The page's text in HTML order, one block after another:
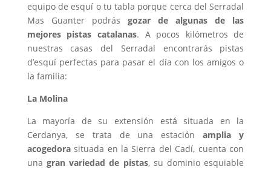
equipo de esquí o tu tabla porque cerca del Serradal
Mas Guanter podrás gozar de algunas de las
mejores pistas catalanas. A pocos kilómetros de
nuestras casas del Serradal encontrarás pistas
d’esquí perfectas para pasar el día con los amigos o
la familia:
La Molina
La mayoría de su extensión está situada en la
Cerdanya, se trata de una estación amplia y
acogedorasituada en la Sierra del Cadí, cuenta con
una gran variedad de pistas, su dominio esquiable